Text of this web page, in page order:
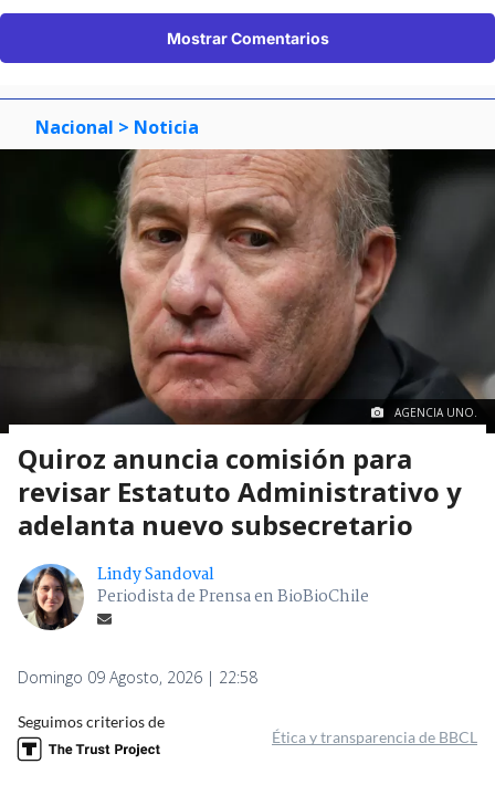
Mostrar Comentarios
Nacional > Noticia
AGENCIA UNO.
Quiroz anuncia comisión para
revisar Estatuto Administrativo y
adelanta nuevo subsecretario
Lindy Sandoval
Periodista de Prensa en BioBioChile
Domingo 09 Agosto, 2026 | 22:58
Seguimos criterios de
Ética y transparencia de BBCL